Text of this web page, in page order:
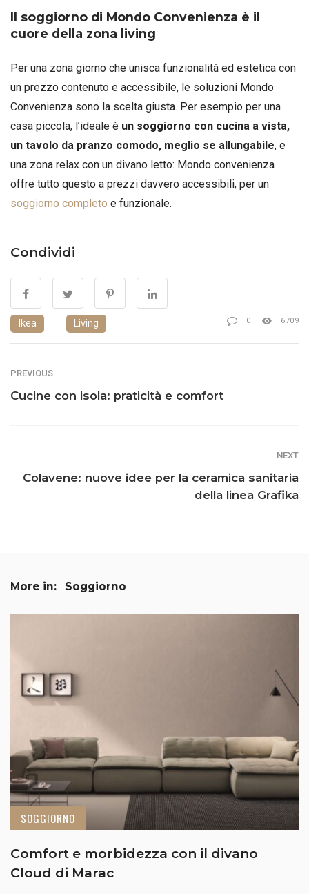
Il soggiorno di Mondo Convenienza è il
cuore della zona living
Per una zona giorno che unisca funzionalità ed estetica con
un prezzo contenuto e accessibile, le soluzioni Mondo
Convenienza sono la scelta giusta. Per esempio per una
casa piccola, l’ideale è un soggiorno con cucina a vista,
un tavolo da pranzo comodo, meglio se allungabile, e
una zona relax con un divano letto: Mondo convenienza
offre tutto questo a prezzi davvero accessibili, per un
soggiorno completo e funzionale.
Condividi
Ikea Living 0 6709
PREVIOUS
Cucine con isola: praticità e comfort
NEXT
Colavene: nuove idee per la ceramica sanitaria
della linea Grafika
More in: Soggiorno
SOGGIORNO
Comfort e morbidezza con il divano
Cloud di Marac